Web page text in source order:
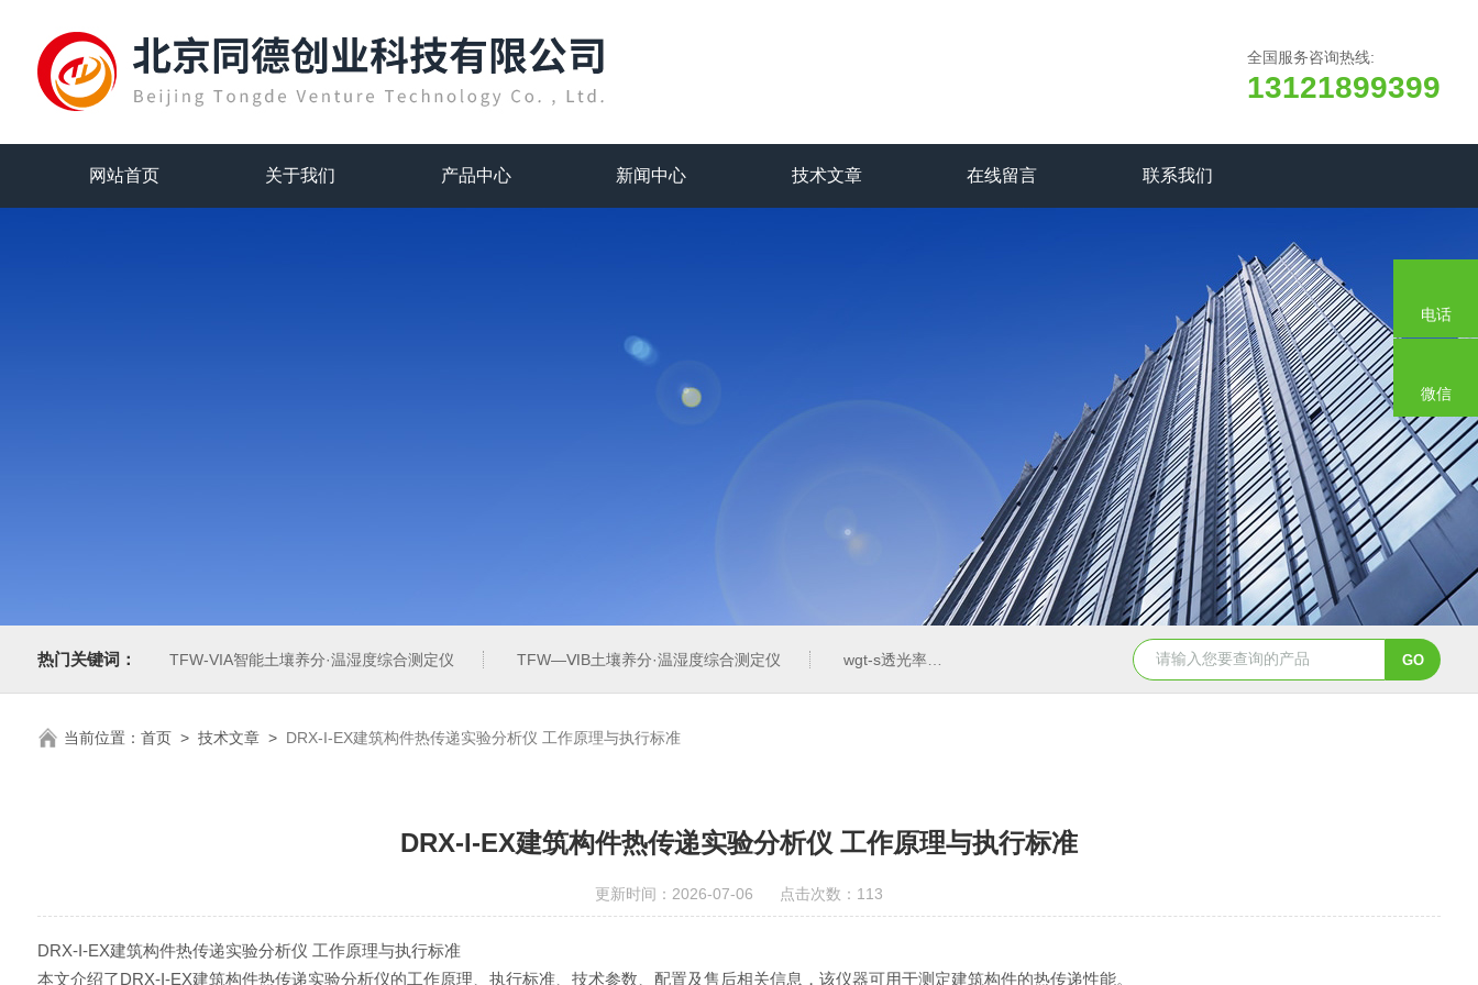
全国服务咨询热线:
13121899399
网站首页 关于我们 产品中心 新闻中心 技术文章 在线留言 联系我们
热门关键词： TFW-VIA智能土壤养分·温湿度综合测定仪 TFW—ⅥB土壤养分·温湿度综合测定仪 wgt-s透光率雾度测定仪 WGT-S透光率雾度仪 T32775农药分散性测定仪
当前位置： 首页> 技术文章> DRX-I-EX建筑构件热传递实验分析仪 工作原理与执行标准
DRX-I-EX建筑构件热传递实验分析仪 工作原理与执行标准
更新时间：2026-07-06 点击次数：113
DRX-I-EX建筑构件热传递实验分析仪 工作原理与执行标准
本文介绍了DRX-I-EX建筑构件热传递实验分析仪的工作原理、执行标准、技术参数、配置及售后相关信息，该仪器可用于测定建筑构件的热传递性能。
电话
微信